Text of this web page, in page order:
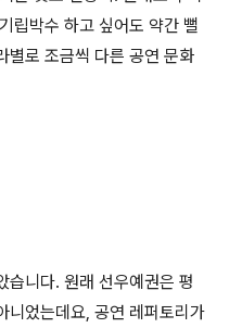
립박수 하고 싶어도 약간 뻘
별로 조금씩 다른 공연 문화
습니다. 원래 선우예권은 평
니었는데요, 공연 레퍼토리가